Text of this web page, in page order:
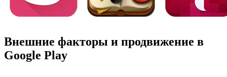
Внешние факторы и продвижение в
Google Play